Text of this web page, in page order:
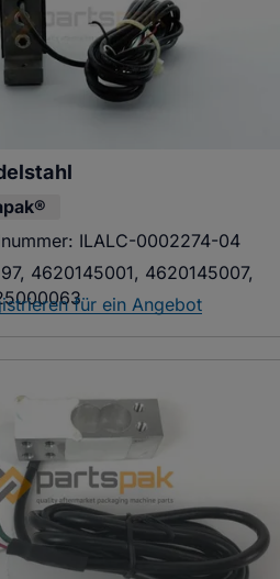
ILALC-0002274-04
4620145001, 4620145007,
für ein Angebot